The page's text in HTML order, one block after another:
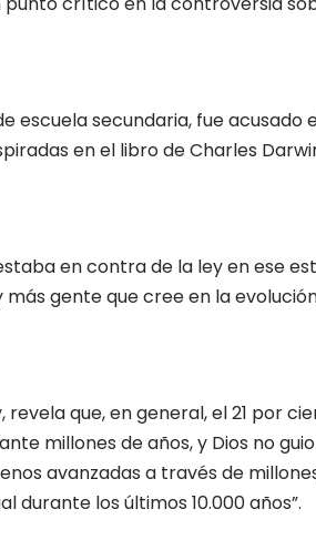
escuela secundaria, fue
en el libro de Charles
en contra de la ley en ese
más gente que cree en la
revela que, en general, el 21 por
millones de años, y Dios no
avanzadas a través de
durante los últimos 10.000 años”.